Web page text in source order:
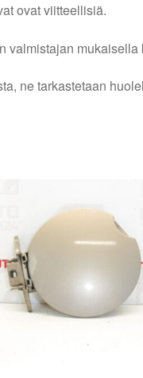
ovat viitteellisiä.
valmistajan
ne tarkastetaan